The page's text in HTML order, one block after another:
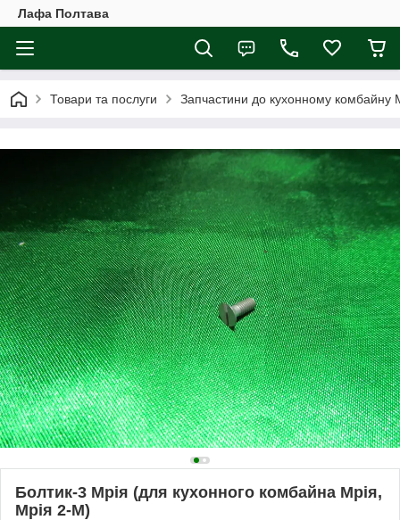
Лафа Полтава
Товари та послуги Запчастини до кухонному комбайну
Болтик-3 Мрія (для кухонного комбайна Мрія,
Мрія 2-М)